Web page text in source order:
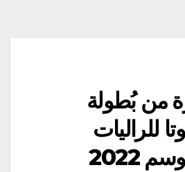
من بُطولة
للراليات
2022